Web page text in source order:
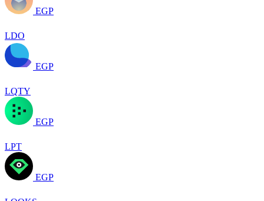
EGP
LDO
EGP
LQTY
EGP
LPT
EGP